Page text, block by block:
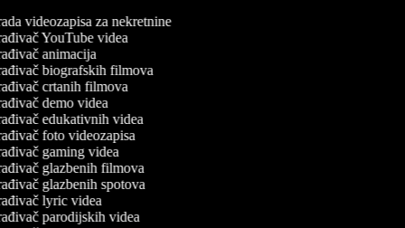
videozapisa za nekretnine
YouTube videa
animacija
biografskih filmova
crtanih filmova
demo videa
edukativnih videa
foto videozapisa
gaming videa
glazbenih filmova
glazbenih spotova
lyric videa
parodijskih videa